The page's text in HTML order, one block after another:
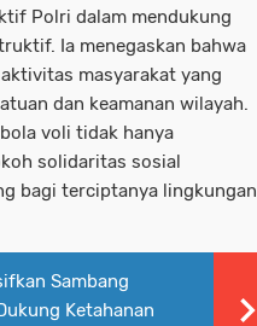
Polri dalam mendukung
Ia menegaskan bahwa
masyarakat yang
dan keamanan wilayah.
voli tidak hanya
solidaritas sosial
bagi terciptanya lingkungan
Sambang
Ketahanan